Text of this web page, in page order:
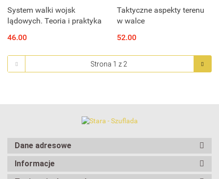
System walki wojsk
lądowych. Teoria i praktyka
46.00
Taktyczne aspekty terenu
w walce
52.00
Dane adresowe
Informacje